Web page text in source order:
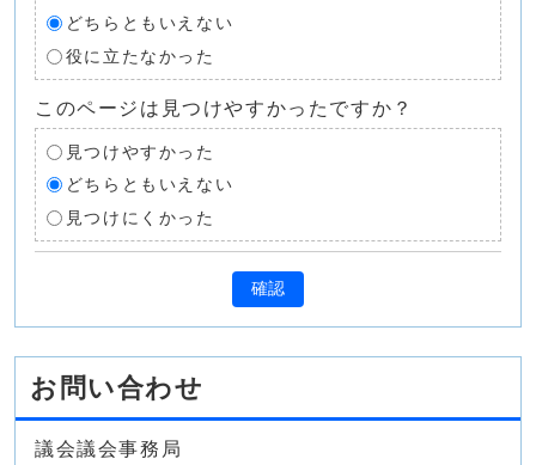
どちらともいえない
役に立たなかった
このページは見つけやすかったですか？
見つけやすかった
どちらともいえない
見つけにくかった
確認
お問い合わせ
議会議会事務局